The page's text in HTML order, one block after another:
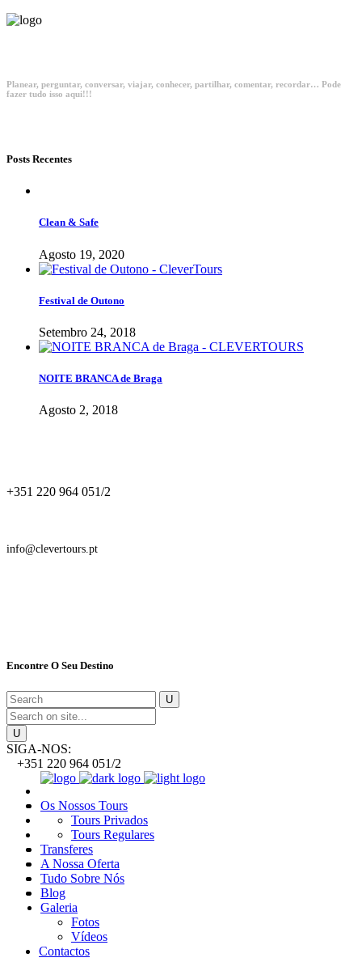
Planear, perguntar, conversar, viajar, conhecer, partilhar, comentar, recordar… Pode
fazer tudo isso aqui!!!
Posts Recentes
Clean & Safe
Agosto 19, 2020
Festival de Outono
Setembro 24, 2018
NOITE BRANCA de Braga
Agosto 2, 2018
+351 220 964 051/2
info@clevertours.pt
Encontre O Seu Destino
SIGA-NOS:
+351 220 964 051/2
Os Nossos Tours
Tours Privados
Tours Regulares
Transferes
A Nossa Oferta
Tudo Sobre Nós
Blog
Galeria
Fotos
Vídeos
Contactos